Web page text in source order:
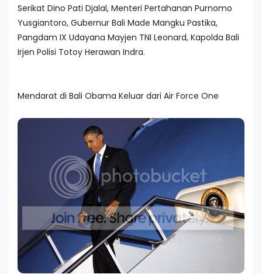
Serikat Dino Pati Djalal, Menteri Pertahanan Purnomo
Yusgiantoro, Gubernur Bali Made Mangku Pastika,
Pangdam IX Udayana Mayjen TNI Leonard, Kapolda Bali
Irjen Polisi Totoy Herawan Indra.
Mendarat di Bali Obama Keluar dari Air Force One